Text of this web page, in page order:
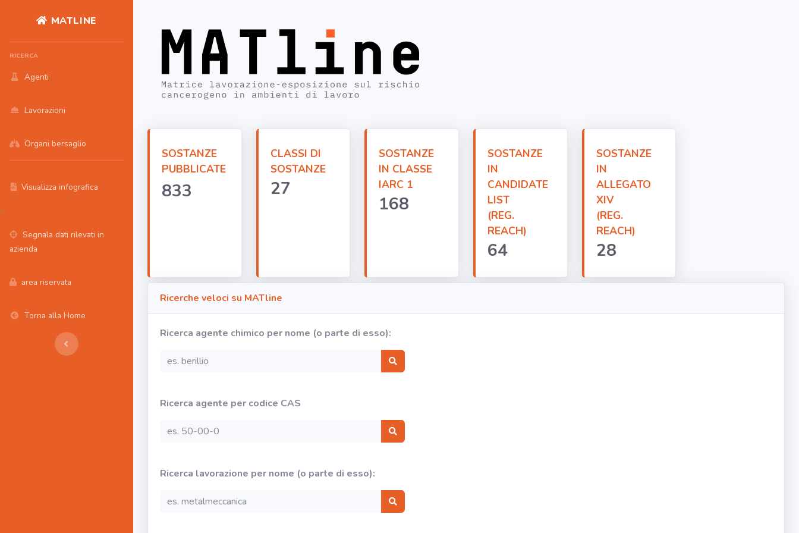
MATLINE
RICERCA
Agenti
Lavorazioni
Organi bersaglio
Visualizza infografica
-
Segnala dati rilevati in
azienda
area riservata
Torna alla Home
SOSTANZE
PUBBLICATE
833
CLASSI DI
SOSTANZE
27
SOSTANZE
IN CLASSE
IARC 1
168
SOSTANZE
IN
CANDIDATE
LIST
(REG.
REACH)
64
SOSTANZE
IN
ALLEGATO
XIV
(REG.
REACH)
28
Ricerche veloci su MATline
Ricerca agente chimico per nome (o parte di esso):
Ricerca agente per codice CAS
Ricerca lavorazione per nome (o parte di esso):